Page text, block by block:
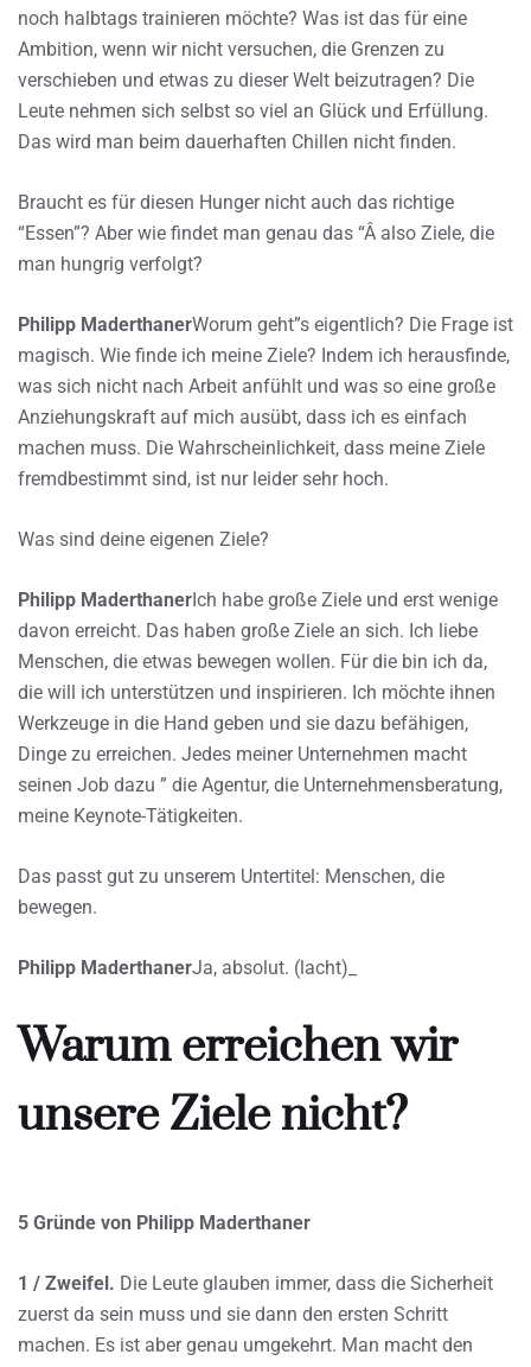
noch halbtags trainieren möchte? Was ist das für eine
Ambition, wenn wir nicht versuchen, die Grenzen zu
verschieben und etwas zu dieser Welt beizutragen? Die
Leute nehmen sich selbst so viel an Glück und Erfüllung.
Das wird man beim dauerhaften Chillen nicht finden.
Braucht es für diesen Hunger nicht auch das richtige
“Essen”? Aber wie findet man genau das “Â also Ziele, die
man hungrig verfolgt?
Philipp MaderthanerWorum geht”s eigentlich? Die Frage ist
magisch. Wie finde ich meine Ziele? Indem ich herausfinde,
was sich nicht nach Arbeit anfühlt und was so eine große
Anziehungskraft auf mich ausübt, dass ich es einfach
machen muss. Die Wahrscheinlichkeit, dass meine Ziele
fremdbestimmt sind, ist nur leider sehr hoch.
Was sind deine eigenen Ziele?
Philipp MaderthanerIch habe große Ziele und erst wenige
davon erreicht. Das haben große Ziele an sich. Ich liebe
Menschen, die etwas bewegen wollen. Für die bin ich da,
die will ich unterstützen und inspirieren. Ich möchte ihnen
Werkzeuge in die Hand geben und sie dazu befähigen,
Dinge zu erreichen. Jedes meiner Unternehmen macht
seinen Job dazu ” die Agentur, die Unternehmensberatung,
meine Keynote-Tätigkeiten.
Das passt gut zu unserem Untertitel: Menschen, die
bewegen.
Philipp MaderthanerJa, absolut. (lacht)_
Warum erreichen wir
unsere Ziele nicht?
5 Gründe von Philipp Maderthaner
1 / Zweifel. Die Leute glauben immer, dass die Sicherheit
zuerst da sein muss und sie dann den ersten Schritt
machen. Es ist aber genau umgekehrt. Man macht den